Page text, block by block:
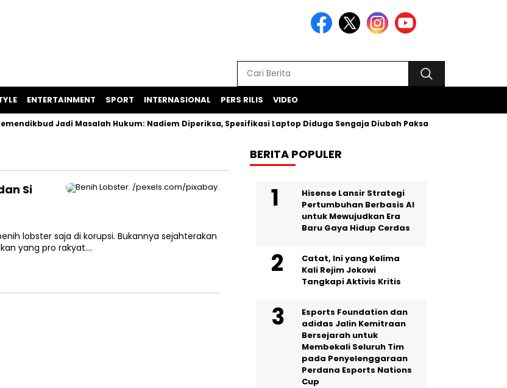
ENTERTAINMENT SPORT INTERNASIONAL PERS RILIS VIDEO
Jadi Masalah Hukum: Nadiem Diperiksa, Spesifikasi Laptop Diduga Sengaja Diubah Paksa
Si
lobster saja di korupsi. Bukannya sejahterakan
yang pro rakyat….
BERITA POPULER
Hisense Lansir Strategi
Pertumbuhan Berbasis AI
untuk Mewujudkan Era
Baru Gaya Hidup Cerdas
Catat, Ini yang Kelima
Kali Rejim Jokowi
Tangkapi Aktivis Kritis
Esports Foundation dan
adidas Jalin Kemitraan
Bersejarah untuk
Membekali Seluruh Tim
pada Penyelenggaraan
Perdana Esports Nations
Cup